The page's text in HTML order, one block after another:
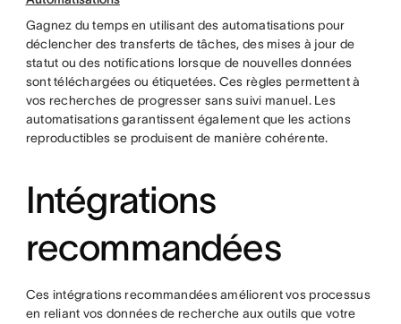
Gagnez du temps en utilisant des automatisations pour
déclencher des transferts de tâches, des mises à jour de
statut ou des notifications lorsque de nouvelles données
sont téléchargées ou étiquetées. Ces règles permettent à
vos recherches de progresser sans suivi manuel. Les
automatisations garantissent également que les actions
reproductibles se produisent de manière cohérente.
Intégrations
recommandées
Ces intégrations recommandées améliorent vos processus
en reliant vos données de recherche aux outils que votre